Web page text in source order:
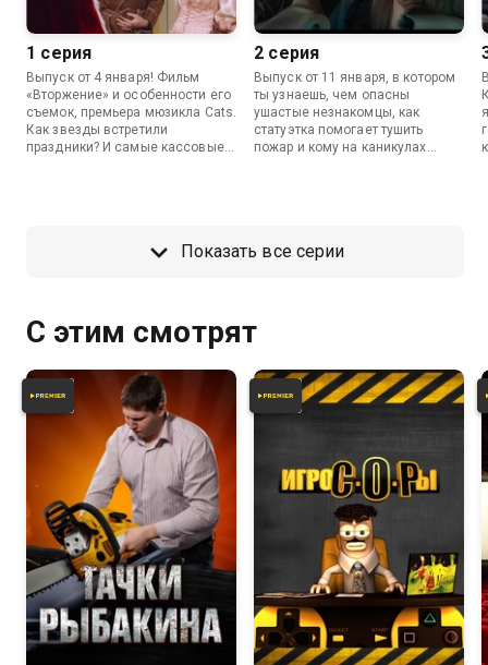
1 серия
Выпуск от 4 января! Фильм
«Вторжение» и особенности его
съемок, премьера мюзикла Cats.
Как звезды встретили
праздники? И самые кассовые
2 серия
Выпуск от 11 января, в котором
ты узнаешь, чем опасны
ушастые незнакомцы, как
статуэтка помогает тушить
пожар и кому на каникулах
Показать все серии
С этим смотрят
5.5